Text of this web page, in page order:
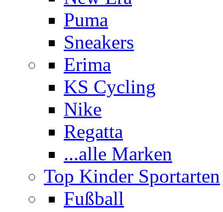
Puma
Sneakers
Erima
KS Cycling
Nike
Regatta
...alle Marken
Top Kinder Sportarten
Fußball